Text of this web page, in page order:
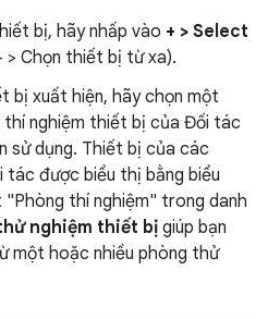
bị, hãy nhấp vào + > Select
> Chọn thiết bị từ xa).
bị xuất hiện, hãy chọn một
nghiệm thiết bị của Đối tác
sử dụng. Thiết bị của các
tác được biểu thị bằng biểu
thí nghiệm" trong danh
nghiệm thiết bịgiúp bạn
một hoặc nhiều phòng thử